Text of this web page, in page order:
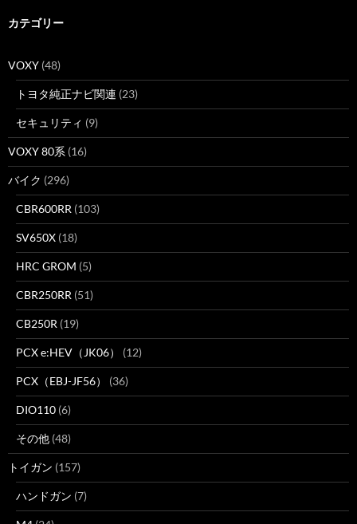
カテゴリー
VOXY (48)
トヨタ純正ナビ関連 (23)
セキュリティ (9)
VOXY 80系 (16)
バイク (296)
CBR600RR (103)
SV650X (18)
HRC GROM (5)
CBR250RR (51)
CB250R (19)
PCX e:HEV（JK06） (12)
PCX（EBJ-JF56） (36)
DIO110 (6)
その他 (48)
トイガン (157)
ハンドガン (7)